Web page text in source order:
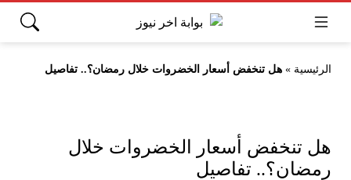
الرئيسية » هل تنخفض أسعار الخضروات خلال رمضان؟.. تفاصيل
هل تنخفض أسعار الخضروات خلال
رمضان؟.. تفاصيل